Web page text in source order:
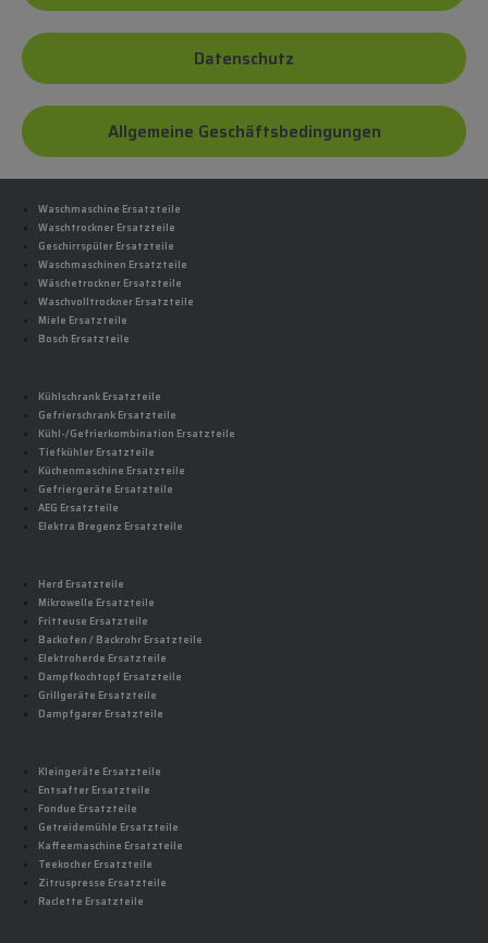
Datenschutz
Allgemeine Geschäftsbedingungen
Waschmaschine Ersatzteile
Waschtrockner Ersatzteile
Geschirrspüler Ersatzteile
Waschmaschinen Ersatzteile
Wäschetrockner Ersatzteile
Waschvolltrockner Ersatzteile
Miele Ersatzteile
Bosch Ersatzteile
Kühlschrank Ersatzteile
Gefrierschrank Ersatzteile
Kühl-/Gefrierkombination Ersatzteile
Tiefkühler Ersatzteile
Küchenmaschine Ersatzteile
Gefriergeräte Ersatzteile
AEG Ersatzteile
Elektra Bregenz Ersatzteile
Herd Ersatzteile
Mikrowelle Ersatzteile
Fritteuse Ersatzteile
Backofen / Backrohr Ersatzteile
Elektroherde Ersatzteile
Dampfkochtopf Ersatzteile
Grillgeräte Ersatzteile
Dampfgarer Ersatzteile
Kleingeräte Ersatzteile
Entsafter Ersatzteile
Fondue Ersatzteile
Getreidemühle Ersatzteile
Kaffeemaschine Ersatzteile
Teekocher Ersatzteile
Zitruspresse Ersatzteile
Raclette Ersatzteile